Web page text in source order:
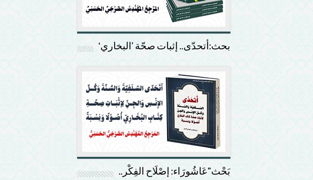
بحث:أتحدّى.. إثبات صحّة ’البخاري‘
بَحْث”عَاشُورَاء: إصْلَاح الفِكْر..